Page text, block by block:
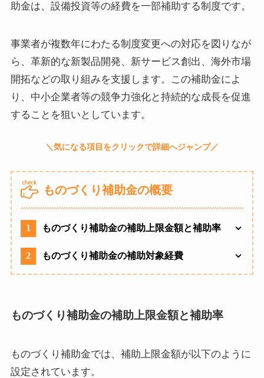
助金は、設備投資等の経費を一部補助する制度です。
事業者が複数年にわたる制度変更への対応を図りなが
ら、革新的な新製品開発、新サービス創出、海外市場
開拓などの取り組みを支援します。この補助金によ
り、中小企業者等の競争力強化と持続的な成長を促進
することを狙いとしています。
ものづくり補助金の概要
1 ものづくり補助金の補助上限金額と補助率
2 ものづくり補助金の補助対象経費
ものづくり補助金の補助上限金額と補助率
ものづくり補助金では、補助上限金額が以下のように
設定されています。